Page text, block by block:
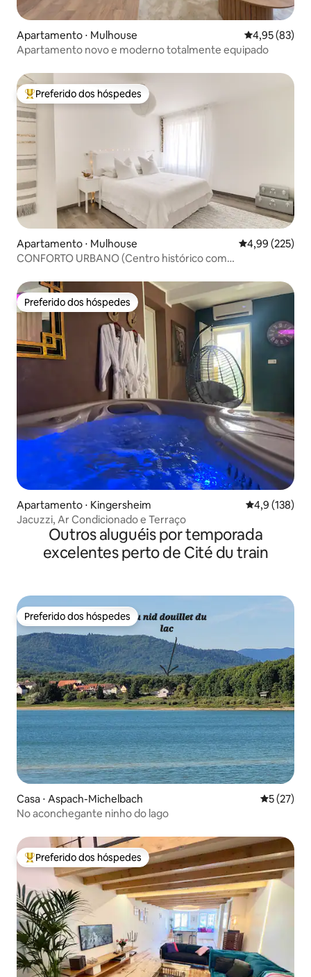
Apartamento ⋅ Mulhouse 4,95 de uma
4,95 (83)
Apartamento novo e moderno totalmente equipado
Entre os melhores preferidos dos hóspedes
Preferido dos hóspedes
Apartamento ⋅ Mulhouse 4,99 de uma
4,99 (225)
CONFORTO URBANO (Centro histórico com
Preferido dos hóspedes
Preferido dos hóspedes
Apartamento ⋅ Kingersheim 4,9 de uma
4,9 (138)
Jacuzzi, Ar Condicionado e Terraço
Outros aluguéis por temporada
excelentes perto de Cité du train
Preferido dos hóspedes
Preferido dos hóspedes
Casa ⋅ Aspach-Michelbach 5 de uma
5 (27)
No aconchegante ninho do lago
Entre os melhores preferidos dos hóspedes
Preferido dos hóspedes